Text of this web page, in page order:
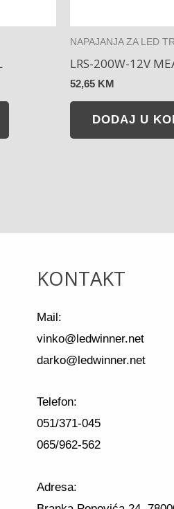
NAPAJANJA ZA LED
LRS-200W-12V
52,65 KM
DODAJ U
KONTAKT
Mail:
vinko@ledwinner.net
darko@ledwinner.net
Telefon:
051/371-045
065/962-562
Adresa: